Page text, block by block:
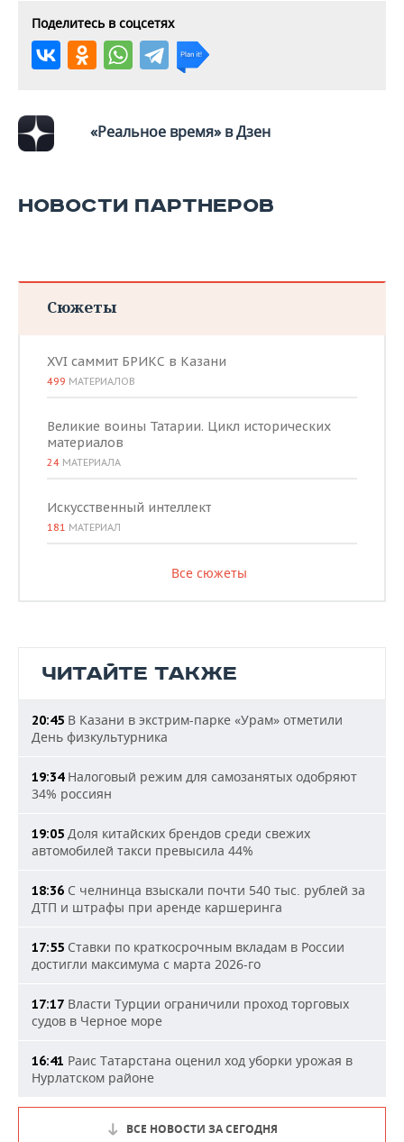
ФИГУРНОЕ КАТАНИЕ
ХОККЕЙ С МЯЧОМ
МЕДИЦИНА
ПРОИСШЕСТВИЯ
Поделитесь в соцсетях
«Реальное время» в Дзен
НОВОСТИ ПАРТНЕРОВ
Сюжеты
XVI саммит БРИКС в Казани
499 МАТЕРИАЛОВ
Великие воины Татарии. Цикл исторических
материалов
24 МАТЕРИАЛА
Искусственный интеллект
181 МАТЕРИАЛ
Все сюжеты
ЧИТАЙТЕ ТАКЖЕ
20:45 В Казани в экстрим-парке «Урам» отметили
День физкультурника
19:34Налоговый режим для самозанятых одобряют
34% россиян
19:05 Доля китайских брендов среди свежих
автомобилей такси превысила 44%
18:36 С челнинца взыскали почти 540 тыс. рублей за
ДТП и штрафы при аренде каршеринга
17:55 Ставки по краткосрочным вкладам в России
достигли максимума с марта 2026-го
17:17 Власти Турции ограничили проход торговых
судов в Черное море
16:41 Раис Татарстана оценил ход уборки урожая в
Нурлатском районе
ВСЕ НОВОСТИ ЗА СЕГОДНЯ